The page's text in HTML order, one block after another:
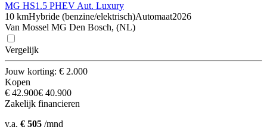
MG HS1.5 PHEV Aut. Luxury
10 kmHybride (benzine/elektrisch)Automaat2026
Van Mossel MG Den Bosch, (NL)
Vergelijk
Jouw korting: € 2.000
Kopen
€ 42.900€ 40.900
Zakelijk financieren
v.a. € 505 /mnd